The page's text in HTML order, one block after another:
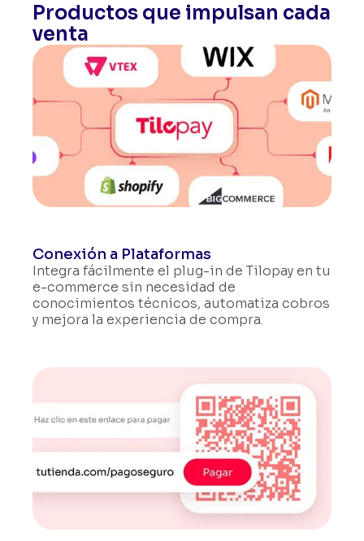
Productos que impulsan cada
venta
Conexión a Plataformas
Integra fácilmente el plug-in de Tilopay en tu
e-commerce sin necesidad de
conocimientos técnicos, automatiza cobros
y mejora la experiencia de compra.